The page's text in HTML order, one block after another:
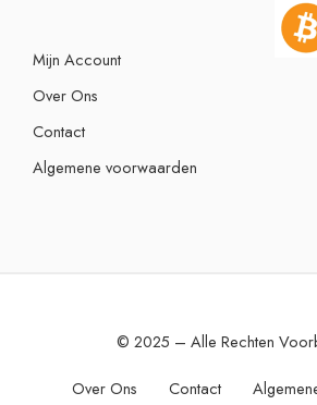
Mijn Account
Over Ons
Contact
Algemene voorwaarden
© 2025 – Alle Rechten
Over Ons Contact